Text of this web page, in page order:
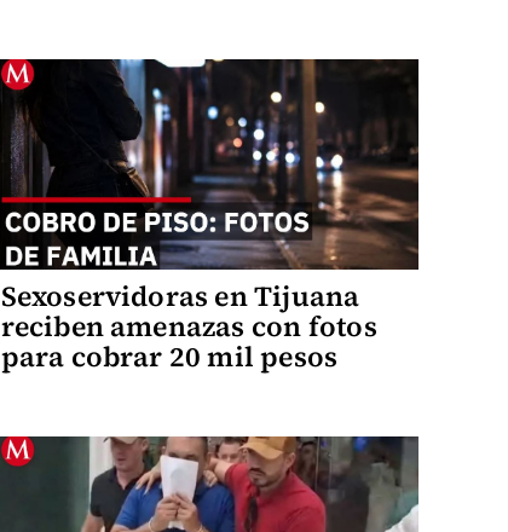
Sexoservidoras en Tijuana
reciben amenazas con fotos
para cobrar 20 mil pesos